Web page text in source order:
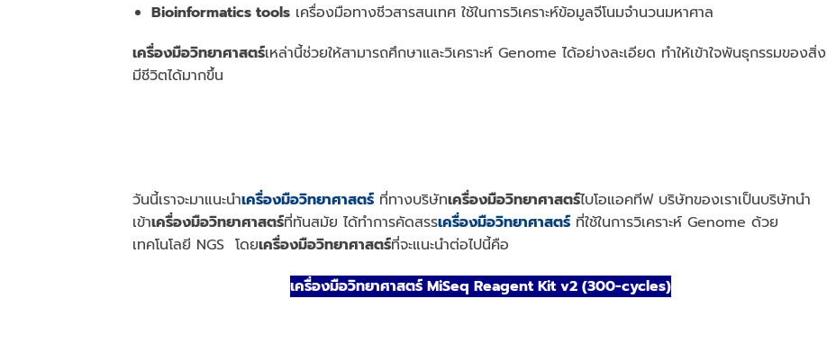
Bioinformatics toolsเครื่องมือทางชีวสารสนเทศ ใช้ในการวิเคราะห์ข้อมูลจีโนมจํานวนมหาศาล
เครื่องมือวิทยาศาสตร์เหล่านี้ช่วยให้สามารถศึกษาและวิเคราะห์ Genome ได้อย่างละเอียด ทําให้เข้าใจพันธุกรรมของสิ่ง
มีชีวิตได้มากขึ้น
วันนี้เราจะมาแนะนำเครื่องมือวิทยาศาสตร์ ที่ทางบริษัทเครื่องมือวิทยาศาสตร์ไบโอแอคทีฟ บริษัทของเราเป็นบริษัทนำ
เข้าเครื่องมือวิทยาศาสตร์ที่ทันสมัย ได้ทำการคัดสรรเครื่องมือวิทยาศาสตร์ ที่ใช้ในการวิเคราะห์ Genome ด้วย
เทคโนโลยี NGS โดยเครื่องมือวิทยาศาสตร์ที่จะแนะนำต่อไปนี้คือ
เครื่องมือวิทยาศาสตร์ MiSeq Reagent Kit v2 (300-cycles)